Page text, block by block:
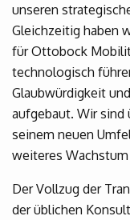
unseren
Gleichzeitig haben
für Ottobock
technologisch
Glaubwürdigkeit
aufgebaut. Wir
seinem neuen
weiteres Wachstum
Der Vollzug der
der üblichen